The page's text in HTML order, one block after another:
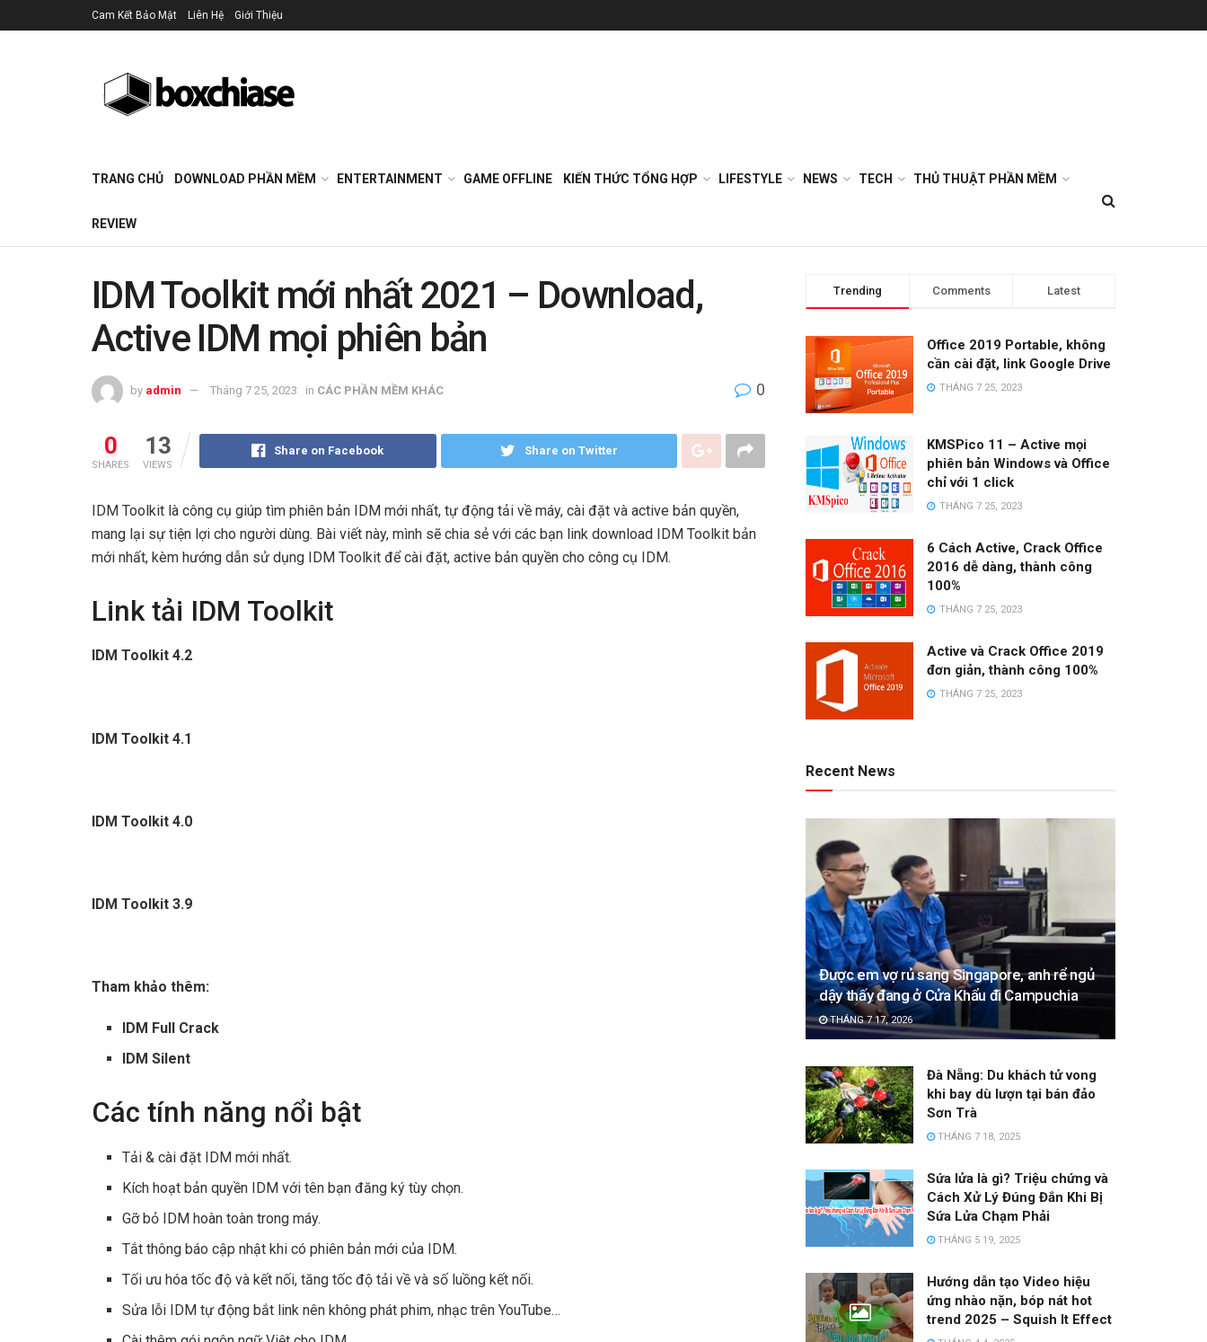
Cam Kết Bảo Mật Liên Hệ Giới Thiệu
TRANG CHỦ DOWNLOAD PHẦN MỀM ENTERTAINMENT GAME OFFLINE KIẾN THỨC TỔNG HỢP LIFESTYLE NEWS TECH THỦ THUẬT PHẦN MỀM
REVIEW
IDM Toolkit mới nhất 2021 – Download,
Active IDM mọi phiên bản
by admin Tháng 7 25, 2023 in CÁC PHẦN MỀM KHÁC 0
0
SHARES
13
VIEWS
Share on Facebook Share on Twitter
IDM Toolkit là công cụ giúp tìm phiên bản IDM mới nhất, tự động tải về máy, cài đặt và active bản quyền,
mang lại sự tiện lợi cho người dùng. Bài viết này, mình sẽ chia sẻ với các bạn link download IDM Toolkit bản
mới nhất, kèm hướng dẫn sử dụng IDM Toolkit để cài đặt, active bản quyền cho công cụ IDM.
Link tải IDM Toolkit
IDM Toolkit 4.2
IDM Toolkit 4.1
IDM Toolkit 4.0
IDM Toolkit 3.9
Tham khảo thêm:
IDM Full Crack
IDM Silent
Các tính năng nổi bật
Tải & cài đặt IDM mới nhất.
Kích hoạt bản quyền IDM với tên bạn đăng ký tùy chọn.
Gỡ bỏ IDM hoàn toàn trong máy.
Tắt thông báo cập nhật khi có phiên bản mới của IDM.
Tối ưu hóa tốc độ và kết nối, tăng tốc độ tải về và số luồng kết nối.
Sửa lỗi IDM tự động bắt link nên không phát phim, nhạc trên YouTube…
Trending Comments Latest
Office 2019 Portable, không
cần cài đặt, link Google Drive
THÁNG 7 25, 2023
KMSPico 11 – Active mọi
phiên bản Windows và Office
chỉ với 1 click
THÁNG 7 25, 2023
6 Cách Active, Crack Office
2016 dễ dàng, thành công
100%
THÁNG 7 25, 2023
Active và Crack Office 2019
đơn giản, thành công 100%
THÁNG 7 25, 2023
Recent News
Được em vợ rủ sang Singapore, anh rể ngủ
dậy thấy đang ở Cửa Khẩu đi Campuchia
THÁNG 7 17, 2026
Đà Nẵng: Du khách tử vong
khi bay dù lượn tại bán đảo
Sơn Trà
THÁNG 7 18, 2025
Sứa lửa là gì? Triệu chứng và
Cách Xử Lý Đúng Đắn Khi Bị
Sứa Lửa Chạm Phải
THÁNG 5 19, 2025
Hướng dẫn tạo Video hiệu
ứng nhào nặn, bóp nát hot
trend 2025 – Squish It Effect